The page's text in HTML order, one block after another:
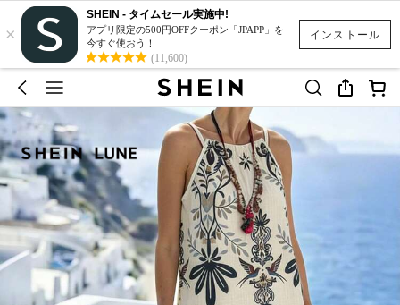
インストール
×
SHEIN - タイムセール実施中!
アプリ限定の500円OFFクーポン「JPAPP」を
今すぐ使おう！
(11,600)